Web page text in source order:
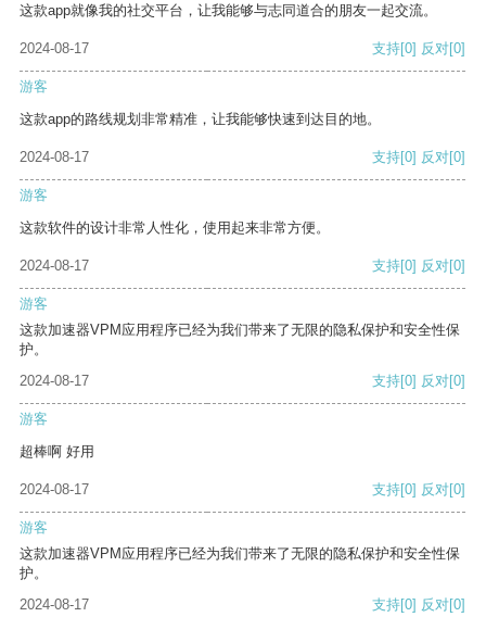
这款app就像我的社交平台，让我能够与志同道合的朋友一起交流。
2024-08-17 支持[0] 反对[0]
游客
这款app的路线规划非常精准，让我能够快速到达目的地。
2024-08-17 支持[0] 反对[0]
游客
这款软件的设计非常人性化，使用起来非常方便。
2024-08-17 支持[0] 反对[0]
游客
这款加速器VPM应用程序已经为我们带来了无限的隐私保护和安全性保
护。
2024-08-17
支持[0] 反对[0]
游客
超棒啊 好用
2024-08-17 支持[0] 反对[0]
游客
这款加速器VPM应用程序已经为我们带来了无限的隐私保护和安全性保
护。
2024-08-17
支持[0] 反对[0]